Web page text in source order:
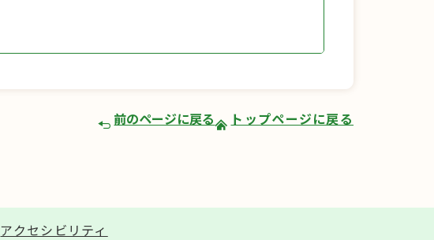
前のページに戻る トップページに戻る
アクセシビリティ